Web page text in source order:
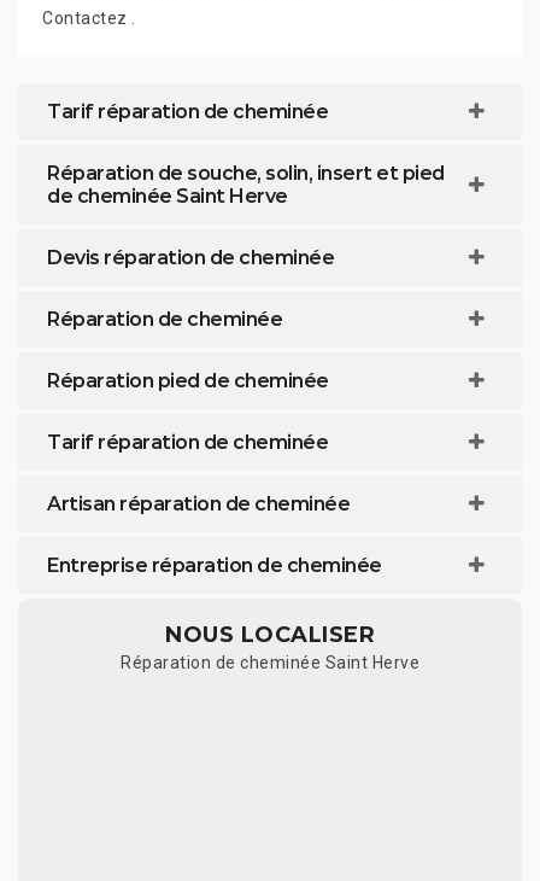
Contactez .
Tarif réparation de cheminée
Réparation de souche, solin, insert et pied
de cheminée Saint Herve
Devis réparation de cheminée
Réparation de cheminée
Réparation pied de cheminée
Tarif réparation de cheminée
Artisan réparation de cheminée
Entreprise réparation de cheminée
NOUS LOCALISER
Réparation de cheminée Saint Herve